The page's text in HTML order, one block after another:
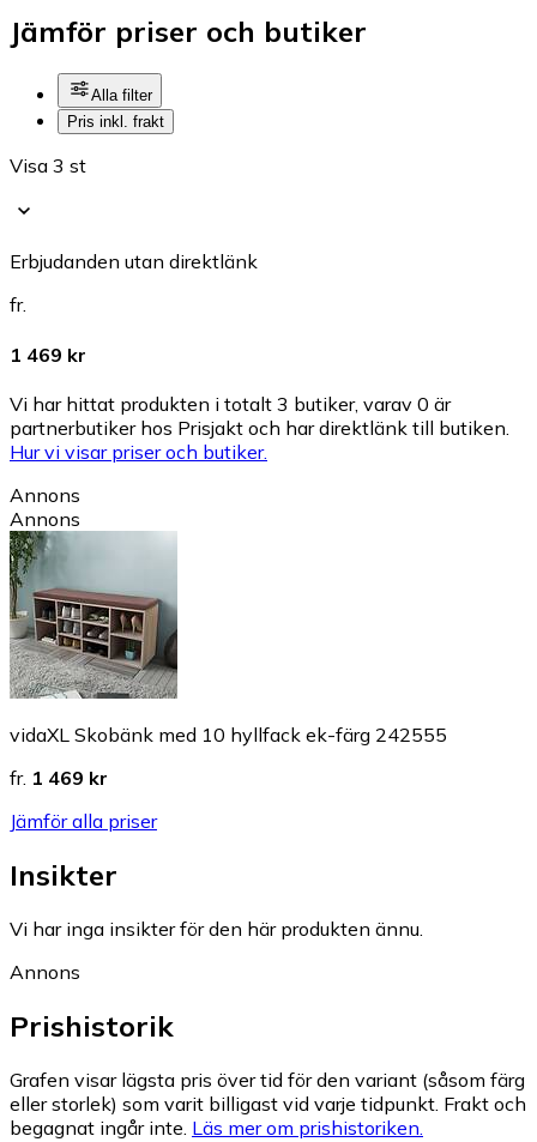
Jämför priser och butiker
Alla filter
Pris inkl. frakt
Visa 3 st
Erbjudanden utan direktlänk
fr.
1 469 kr
Vi har hittat produkten i totalt 3 butiker, varav 0 är
partnerbutiker hos Prisjakt och har direktlänk till butiken.
Hur vi visar priser och butiker.
Annons
Annons
vidaXL Skobänk med 10 hyllfack ek-färg 242555
fr. 1 469 kr
Jämför alla priser
Insikter
Vi har inga insikter för den här produkten ännu.
Annons
Prishistorik
Grafen visar lägsta pris över tid för den variant (såsom färg
eller storlek) som varit billigast vid varje tidpunkt. Frakt och
begagnat ingår inte. Läs mer om prishistoriken.